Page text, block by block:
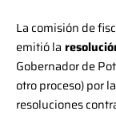
La comisión de
emitió la
Gobernador de
otro proceso) por
resoluciones